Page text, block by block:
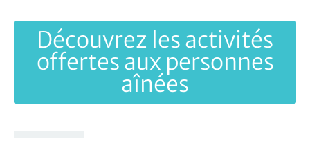
Découvrez les activités
offertes aux personnes
aînées